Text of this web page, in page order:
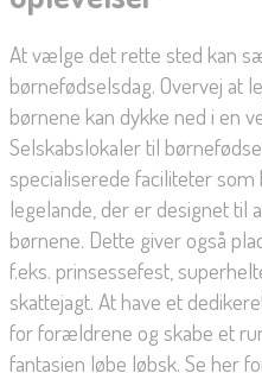
At vælge det rette sted kan
børnefødselsdag. Overvej at
børnene kan dykke ned i en
Selskabslokaler til
specialiserede faciliteter
legelande, der er designet til
børnene. Dette giver også
f.eks. prinsessefest,
skattejagt. At have et
for forældrene og skabe et
fantasien løbe løbsk. Se her